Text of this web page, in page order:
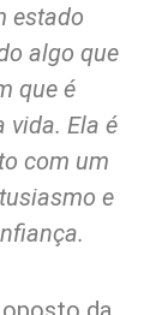
estado
algo que
que é
vida. Ela é
com um
e